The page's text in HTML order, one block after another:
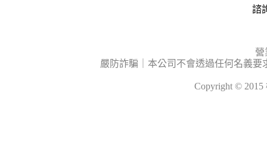
諮
營
嚴防詐騙｜本公司不會透過任何名義
Copyright ©